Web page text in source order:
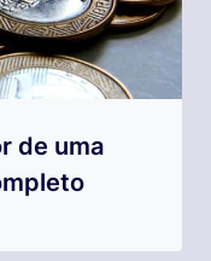
de uma